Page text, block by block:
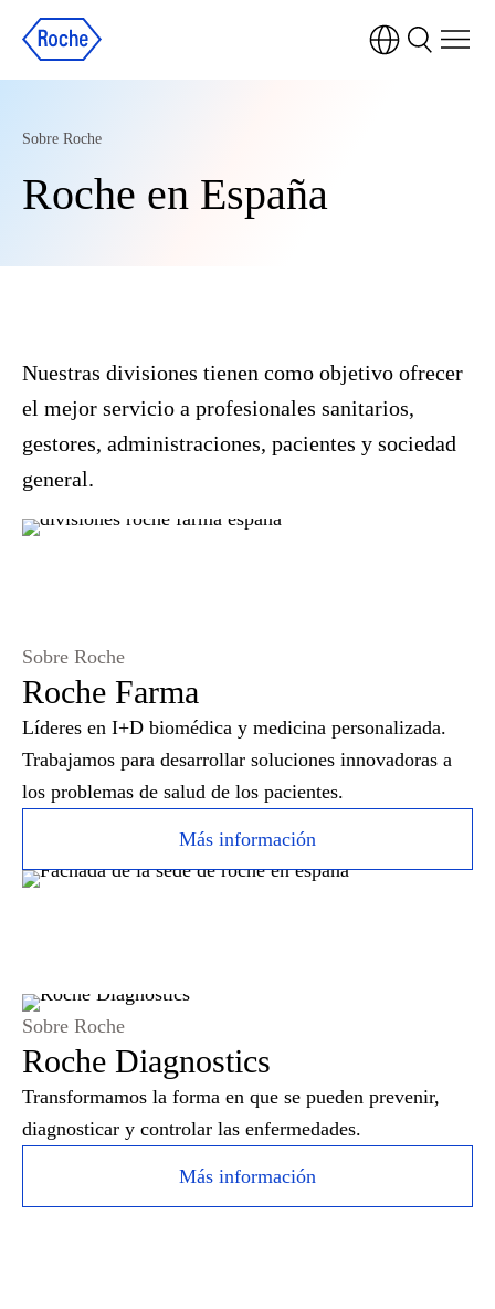
Sobre Roche
Roche en España
Nuestras divisiones tienen como objetivo ofrecer
el mejor servicio a profesionales sanitarios,
gestores, administraciones, pacientes y sociedad
general.
Sobre Roche
Roche Farma
Líderes en I+D biomédica y medicina personalizada.
Trabajamos para desarrollar soluciones innovadoras a
los problemas de salud de los pacientes.
Más información
Sobre Roche
Roche Diagnostics
Transformamos la forma en que se pueden prevenir,
diagnosticar y controlar las enfermedades.
Más información